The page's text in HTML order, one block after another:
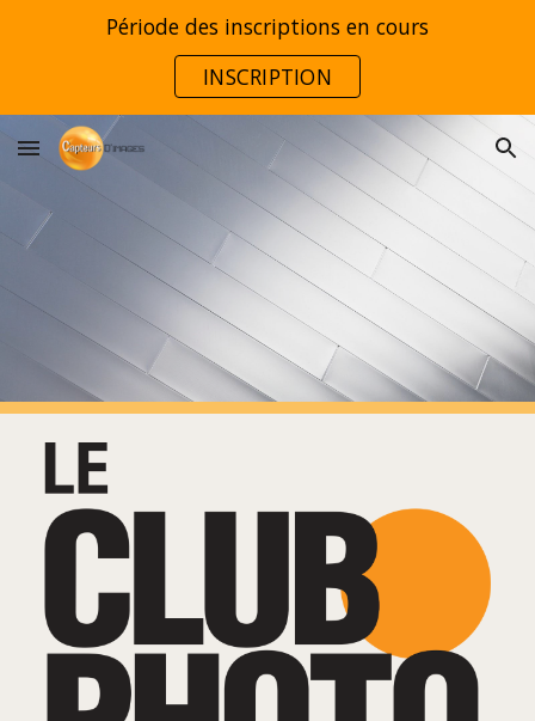
Période des inscriptions en cours
INSCRIPTION